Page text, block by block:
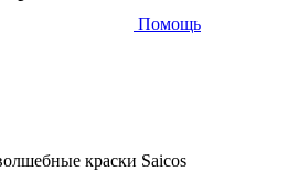
Помощь
краски Saicos